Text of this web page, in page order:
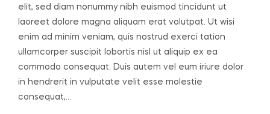
elit, sed diam nonummy nibh euismod tincidunt ut
laoreet dolore magna aliquam erat volutpat. Ut wisi
enim ad minim veniam, quis nostrud exerci tation
ullamcorper suscipit lobortis nisl ut aliquip ex ea
commodo consequat. Duis autem vel eum iriure dolor
in hendrerit in vulputate velit esse molestie
consequat,…